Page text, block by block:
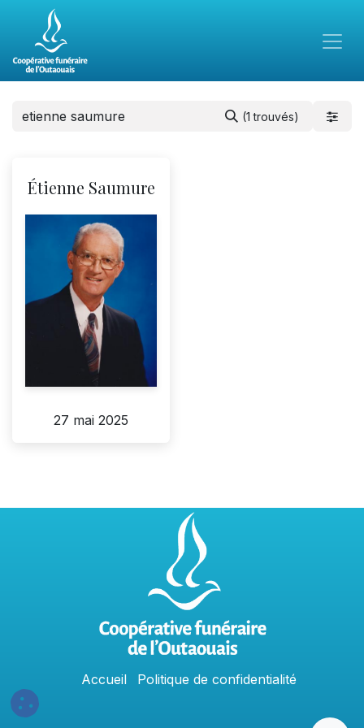
(1 trouvés)
Étienne Saumure
27 mai 2025
Accue​il Politique​​ de confidentialit​é